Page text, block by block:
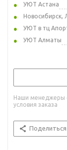
УЮТ Астана
Новосибирск,
УЮТ в тц
УЮТ Алматы
Наши менеджеры
условия заказа
Поделиться